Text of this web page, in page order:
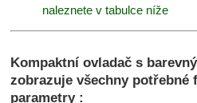
naleznete v tabulce níže
Kompaktní ovladač s
zobrazuje všechny potřebné
parametry :